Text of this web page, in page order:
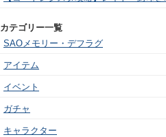
カテゴリー一覧
SAOメモリー・デフラグ
アイテム
イベント
ガチャ
キャラクター